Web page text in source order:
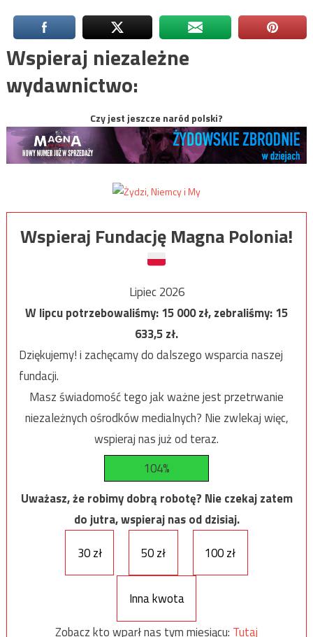
Wspieraj niezależne
wydawnictwo:
Czy jest jeszcze naród polski?
Wspieraj Fundację Magna Polonia!
Lipiec 2026
W lipcu potrzebowaliśmy:15 000zł, zebraliśmy:15
633,5zł.
Dziękujemy! i zachęcamy do dalszego wsparcia naszej
fundacji.
Masz świadomość tego jak ważne jest przetrwanie
niezależnych ośrodków medialnych? Nie zwlekaj więc,
wspieraj nas już od teraz.
104%
Uważasz, że robimy dobrą robotę? Nie czekaj zatem
do jutra, wspieraj nas od dzisiaj.
30 zł
50 zł 100 zł
Inna kwota
Zobacz kto wparł nas tym miesiącu: Tutaj